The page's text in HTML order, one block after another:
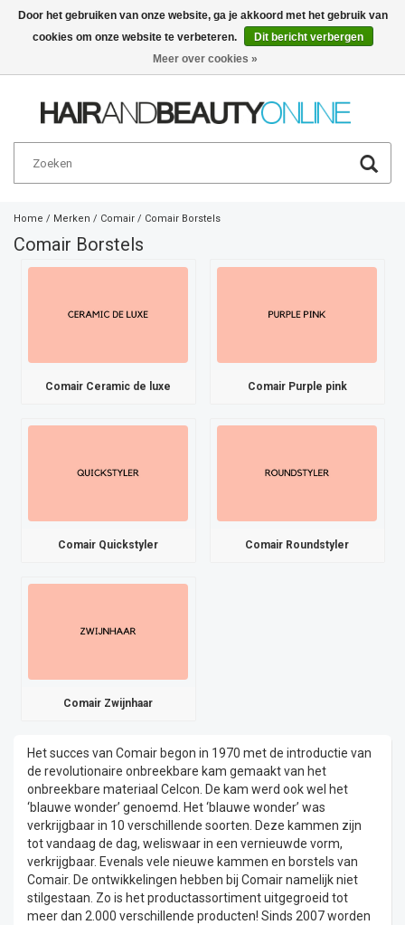
Nederlands €
Home / Merken / Comair / Comair Borstels
Comair Borstels
Comair Ceramic de luxe Comair Purple pink
Comair Quickstyler Comair Roundstyler
Comair Zwijnhaar
Het succes van Comair begon in 1970 met de introductie van
de revolutionaire onbreekbare kam gemaakt van het
onbreekbare materiaal Celcon. De kam werd ook wel het
‘blauwe wonder’ genoemd. Het ‘blauwe wonder’ was
verkrijgbaar in 10 verschillende soorten. Deze kammen zijn
tot vandaag de dag, weliswaar in een vernieuwde vorm,
verkrijgbaar. Evenals vele nieuwe kammen en borstels van
Comair. De ontwikkelingen hebben bij Comair namelijk niet
stilgestaan. Zo is het productassortiment uitgegroeid tot
meer dan 2.000 verschillende producten! Sinds 2007 worden
Door het gebruiken van onze website, ga je akkoord met het gebruik van
cookies om onze website te verbeteren.
Dit bericht verbergen
Meer over cookies »